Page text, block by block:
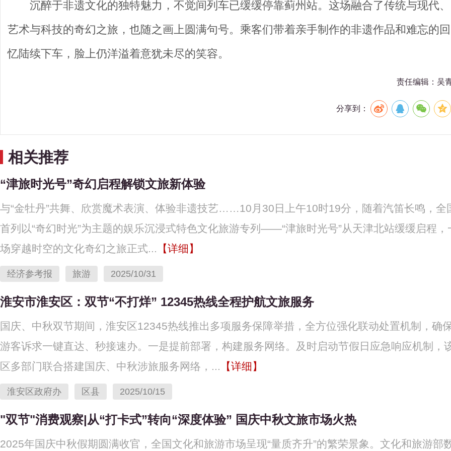
沉醉于非遗文化的独特魅力，不觉间列车已缓缓停靠蓟州站。这场融合了传统与现代、
艺术与科技的奇幻之旅，也随之画上圆满句号。乘客们带着亲手制作的非遗作品和难忘的回
忆陆续下车，脸上仍洋溢着意犹未尽的笑容。
责任编辑：吴
分享到：
相关推荐
“津旅时光号”奇幻启程解锁文旅新体验
与“金牡丹”共舞、欣赏魔术表演、体验非遗技艺……10月30日上午10时19分，随着汽笛长鸣，全
首列以“奇幻时光”为主题的娱乐沉浸式特色文化旅游专列——“津旅时光号”从天津北站缓缓启程，
场穿越时空的文化奇幻之旅正式... 【详细】
经济参考报 旅游 2025/10/31
淮安市淮安区：双节“不打烊” 12345热线全程护航文旅服务
国庆、中秋双节期间，淮安区12345热线推出多项服务保障举措，全方位强化联动处置机制，确
游客诉求一键直达、秒接速办。一是提前部署，构建服务网络。及时启动节假日应急响应机制，
区多部门联合搭建国庆、中秋涉旅服务网络，... 【详细】
淮安区政府办 区县 2025/10/15
"双节"消费观察|从“打卡式”转向“深度体验” 国庆中秋文旅市场火热
2025年国庆中秋假期圆满收官，全国文化和旅游市场呈现“量质齐升”的繁荣景象。文化和旅游部